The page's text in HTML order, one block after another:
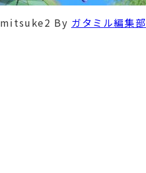
mitsuke2 By ガタミル編集部